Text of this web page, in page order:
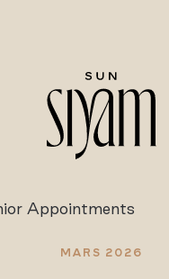
Appointments
MARS 2026